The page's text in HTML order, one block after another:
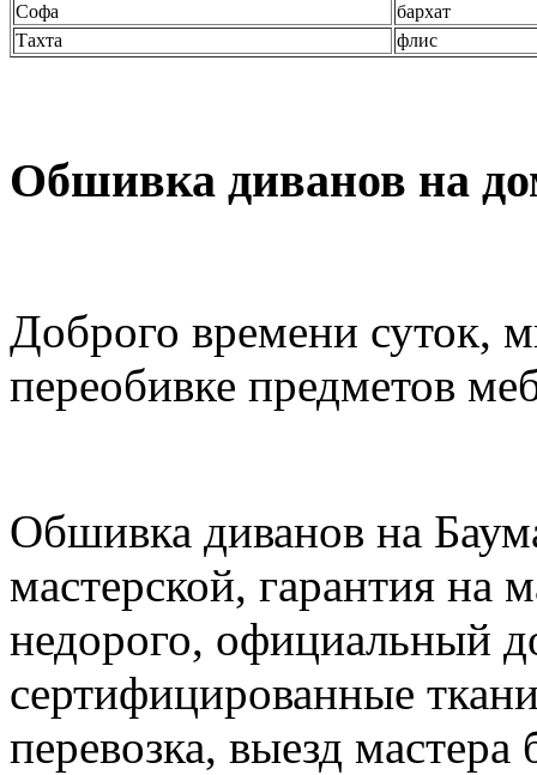
Софа
бархат
Тахта
флис
Обшивка диванов на
Доброго времени суток,
переобивке предметов
Обшивка диванов на
мастерской, гарантия на
недорого, официальный
сертифицированные
перевозка, выезд мастера